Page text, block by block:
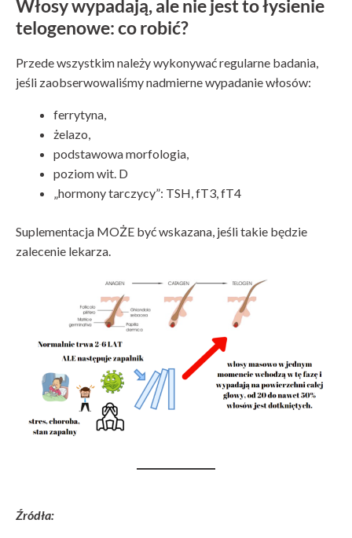
Włosy wypadają, ale nie jest to łysienie
telogenowe: co robić?
Przede wszystkim należy wykonywać regularne badania,
jeśli zaobserwowaliśmy nadmierne wypadanie włosów:
ferrytyna,
żelazo,
podstawowa morfologia,
poziom wit. D
„hormony tarczycy”: TSH, fT3, fT4
Suplementacja MOŻE być wskazana, jeśli takie będzie
zalecenie lekarza.
Źródła: